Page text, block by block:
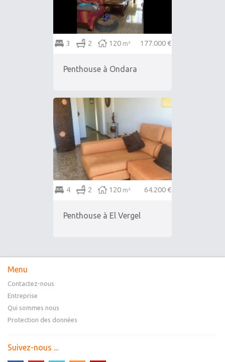
3 2 120 m² 177.000 €
Penthouse à Ondara
4 2 120 m² 64.200 €
Penthouse à El Vergel
Menu
Contactez-nous
Entreprise
Qui sommes nous
Protection des données
Suivez-nous ...